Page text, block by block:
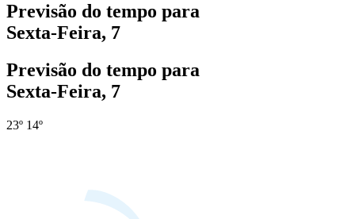
Previsão do tempo para
Sexta-Feira, 7
Previsão do tempo para
Sexta-Feira, 7
23º 14º